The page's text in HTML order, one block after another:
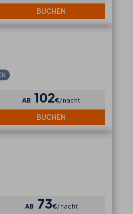
BUCHEN
AB 102€ nacht
BUCHEN
AB 73€ nacht